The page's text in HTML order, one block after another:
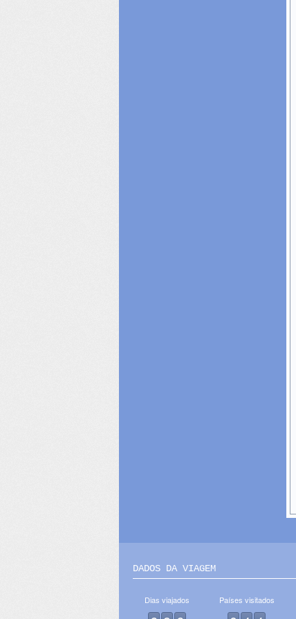
DADOS DA VIAGEM
Dias viajados Países visitados